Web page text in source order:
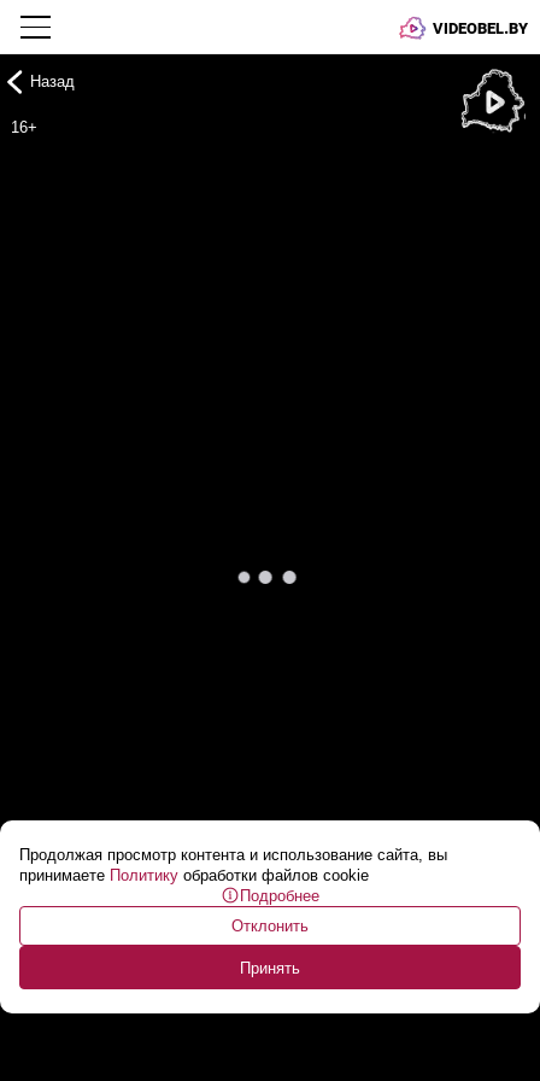
VIDEOBEL.BY
Продолжая просмотр контента и использование сайта, вы
принимаете Политику обработки файлов cookie
Подробнее
Отклонить
Принять
Назад
16+
Торговая война Трампа ударила по Польше!
Бизнесмены в панике!...